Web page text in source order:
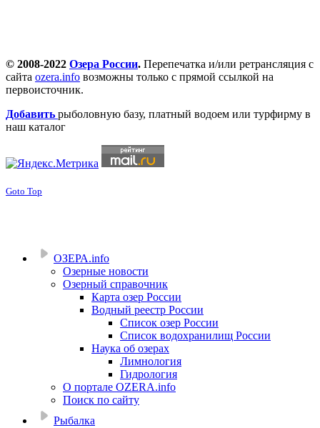
© 2008-2022 Озера России. Перепечатка и/или ретрансляция с
сайта ozera.info возможны только с прямой ссылкой на
первоисточник.
Добавить рыболовную базу, платный водоем или турфирму в
наш каталог
Goto Top
ОЗЕРА.info
Озерные новости
Озерный справочник
Карта озер России
Водный реестр России
Список озер России
Список водохранилищ России
Наука об озерах
Лимнология
Гидрология
О портале OZERA.info
Поиск по сайту
Рыбалка